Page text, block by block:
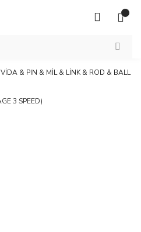
VİDA & PIN & MİL & LİNK & ROD & BALL